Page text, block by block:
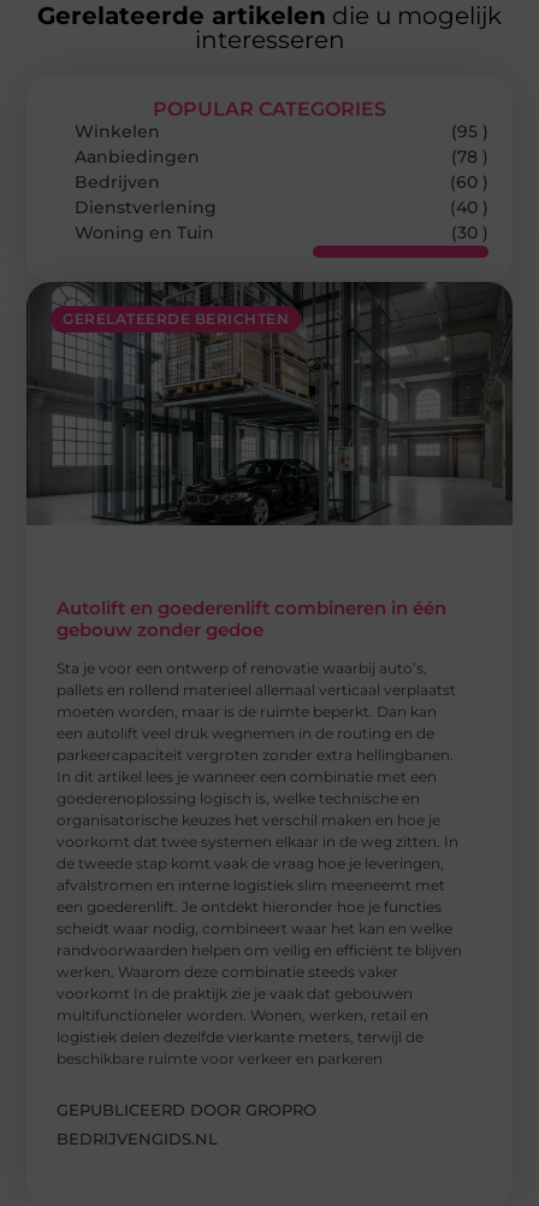
Gerelateerde artikelen die u mogelijk
interesseren
GERELATEERDE BERICHTEN
Autolift en goederenlift combineren in één
gebouw zonder gedoe
Sta je voor een ontwerp of renovatie waarbij auto’s,
pallets en rollend materieel allemaal verticaal verplaatst
moeten worden, maar is de ruimte beperkt. Dan kan
een autolift veel druk wegnemen in de routing en de
parkeercapaciteit vergroten zonder extra hellingbanen.
In dit artikel lees je wanneer een combinatie met een
goederenoplossing logisch is, welke technische en
organisatorische keuzes het verschil maken en hoe je
voorkomt dat twee systemen elkaar in de weg zitten. In
de tweede stap komt vaak de vraag hoe je leveringen,
afvalstromen en interne logistiek slim meeneemt met
een goederenlift. Je ontdekt hieronder hoe je functies
scheidt waar nodig, combineert waar het kan en welke
randvoorwaarden helpen om veilig en efficiënt te blijven
werken. Waarom deze combinatie steeds vaker
voorkomt In de praktijk zie je vaak dat gebouwen
multifunctioneler worden. Wonen, werken, retail en
logistiek delen dezelfde vierkante meters, terwijl de
beschikbare ruimte voor verkeer en parkeren
GEPUBLICEERD DOOR GROPRO
BEDRIJVENGIDS.NL
POPULAR CATEGORIES
Winkelen
(95 )
Aanbiedingen
(78 )
Bedrijven
(60 )
Dienstverlening
(40 )
Woning en Tuin
(30 )